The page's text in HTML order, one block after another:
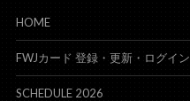
HOME
FWJカード 登録・更新・ログイン
SCHEDULE 2026